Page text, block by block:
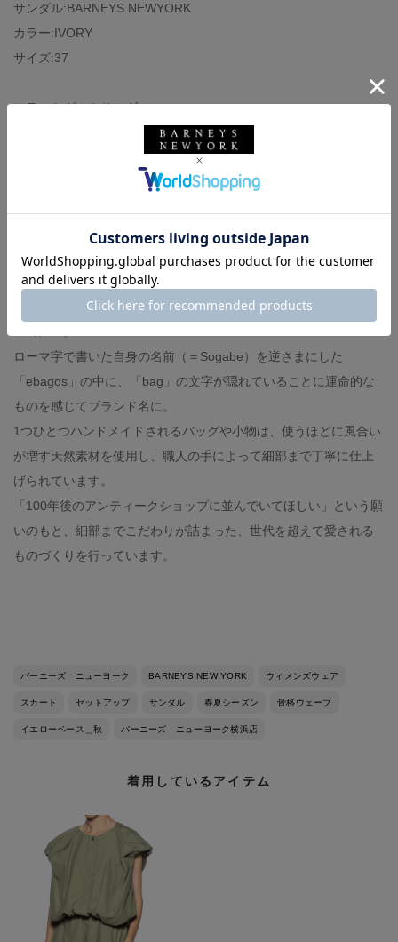
サンダル:BARNEYS NEWYORK
カラー:IVORY
サイズ:37
フラットグルカサンダル
甲の部分もきちんとカバーする安心の着用感があり、ローヒール
で歩きやすさにも配慮。
カラー:IVORY
サイズ:M
デザイナー曽我部美加により1997年に設立されたブランド＜（エ
ローマ字で書いた自身の名前（＝Sogabe）を逆さまにした
「ebagos」の中に、「bag」の文字が隠れていることに運命的な
ものを感じてブランド名に。
1つひとつハンドメイドされるバッグや小物は、使うほどに風合い
が増す天然素材を使用し、職人の手によって細部まで丁寧に仕上
げられています。
「100年後のアンティークショップに並んでいてほしい」という願
いのもと、細部までこだわりが詰まった、世代を超えて愛される
ものづくりを行っています。
バーニーズ ニューヨーク BARNEYS NEW YORK ウィメンズウェア
スカート セットアップ サンダル 春夏シーズン 骨格ウェーブ
イエローベース＿秋 バーニーズ ニューヨーク横浜店
着用しているアイテム